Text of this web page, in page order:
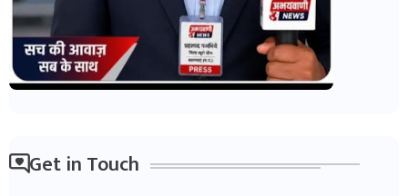
Get in Touch